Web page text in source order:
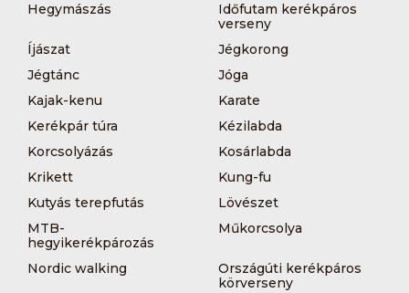
Hegymászás
Időfutam kerékpáros
verseny
Íjászat
Jégkorong
Jégtánc
Jóga
Kajak-kenu
Karate
Kerékpár túra
Kézilabda
Korcsolyázás
Kosárlabda
Krikett
Kung-fu
Kutyás terepfutás
Lövészet
MTB-
hegyikerékpározás
Műkorcsolya
Nordic walking
Országúti kerékpáros
körverseny